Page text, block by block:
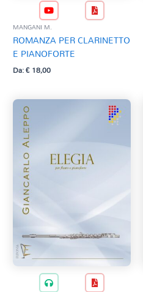
MANGANI M.
ROMANZA PER CLARINETTO
E PIANOFORTE
Da:€18,00